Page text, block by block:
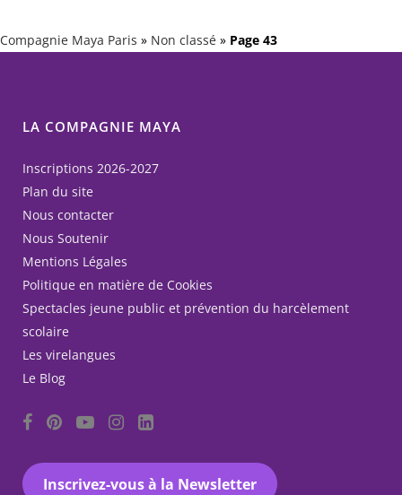
Compagnie Maya Paris » Non classé » Page 43
LA COMPAGNIE MAYA
Inscriptions 2026-2027
Plan du site
Nous contacter
Nous Soutenir
Mentions Légales
Politique en matière de Cookies
Spectacles jeune public et prévention du harcèlement
scolaire
Les virelangues
Le Blog
Inscrivez-vous à la Newsletter